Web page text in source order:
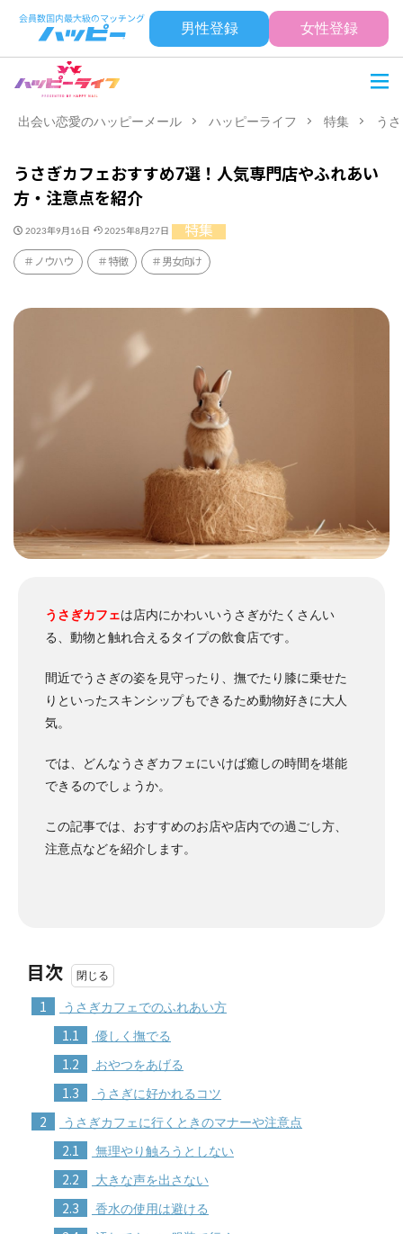
男性登録 女性登録
出会い恋愛のハッピーメール ハッピーライフ 特集 う
うさぎカフェおすすめ7選！人気専門店やふれあい
方・注意点を紹介
2023年9月16日 2025年8月27日 特集
ノウハウ 特徴 男女向け
うさぎカフェは店内にかわいいうさぎがたくさんい
る、動物と触れ合えるタイプの飲食店です。
間近でうさぎの姿を見守ったり、撫でたり膝に乗せた
りといったスキンシップもできるため動物好きに大人
気。
では、どんなうさぎカフェにいけば癒しの時間を堪能
できるのでしょうか。
この記事では、おすすめのお店や店内での過ごし方、
注意点などを紹介します。
目次
1 うさぎカフェでのふれあい方
1.1 優しく撫でる
1.2 おやつをあげる
1.3 うさぎに好かれるコツ
2 うさぎカフェに行くときのマナーや注意点
2.1 無理やり触ろうとしない
2.2 大きな声を出さない
2.3 香水の使用は避ける